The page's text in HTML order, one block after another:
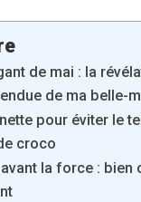
de mai : la
de ma belle-
pour éviter le
croco
la force : bien